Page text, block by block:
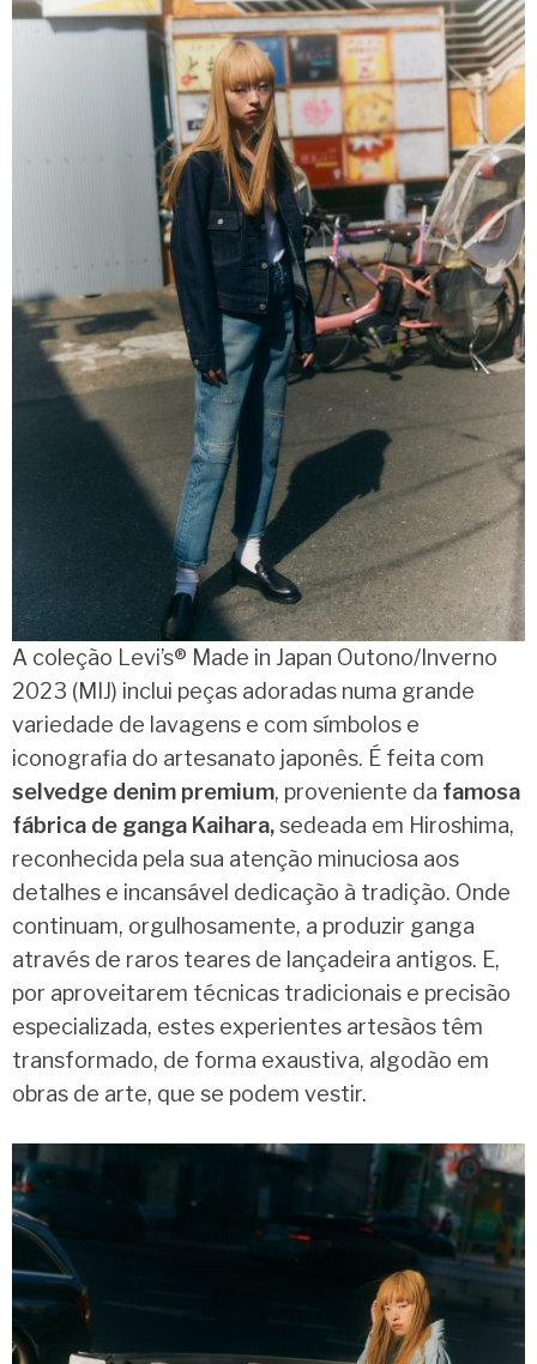
A coleção Levi’s® Made in Japan Outono/Inverno
2023 (MIJ) inclui peças adoradas numa grande
variedade de lavagens e com símbolos e
iconografia do artesanato japonês. É feita com
selvedge denim premium, proveniente da famosa
fábrica de ganga Kaihara,sedeada em Hiroshima,
reconhecida pela sua atenção minuciosa aos
detalhes e incansável dedicação à tradição. Onde
continuam, orgulhosamente, a produzir ganga
através de raros teares de lançadeira antigos. E,
por aproveitarem técnicas tradicionais e precisão
especializada, estes experientes artesãos têm
transformado, de forma exaustiva, algodão em
obras de arte, que se podem vestir.